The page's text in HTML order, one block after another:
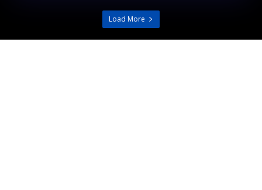
Load More